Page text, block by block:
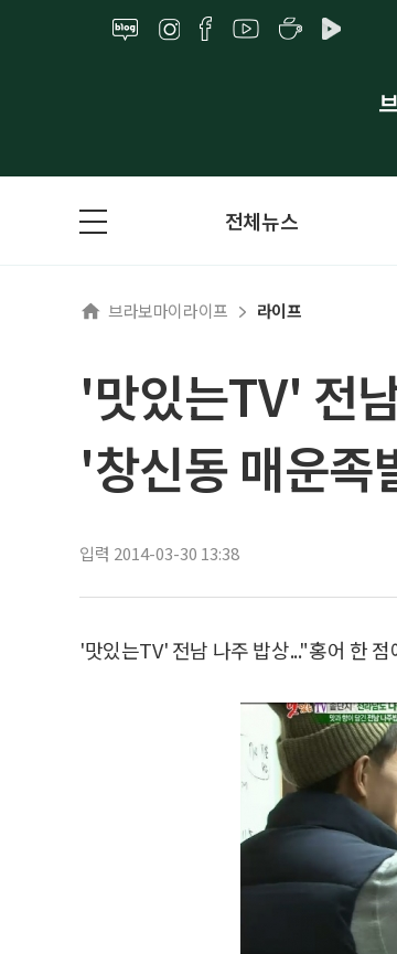
전체뉴스
브라보마이라이프 라이프
'맛있는TV' 전
'창신동 매운족
입력 2014-03-30 13:38
'맛있는TV' 전남 나주 밥상..."홍어 한